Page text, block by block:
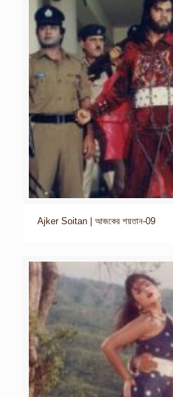
Ajker Soitan | আজকের শয়তান-09